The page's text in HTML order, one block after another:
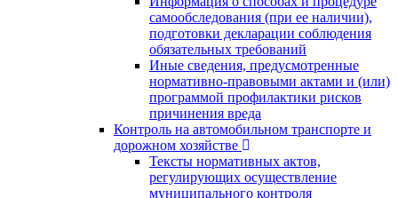
самообследования (при ее наличии),
подготовки декларации соблюдения
обязательных требований
Иные сведения, предусмотренные
нормативно-правовыми актами и (или)
программой профилактики рисков
причинения вреда
Контроль на автомобильном транспорте и
дорожном хозяйстве
Тексты нормативных актов,
регулирующих осуществление
муниципального контроля